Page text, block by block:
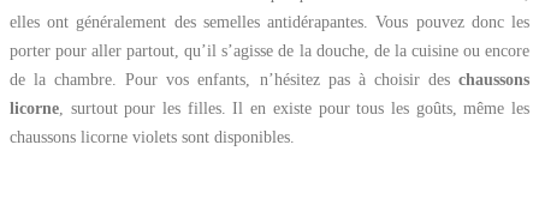
elles ont généralement des semelles antidérapantes. Vous pouvez donc les
porter pour aller partout, qu’il s’agisse de la douche, de la cuisine ou encore
de la chambre. Pour vos enfants, n’hésitez pas à choisir des chaussons
licorne, surtout pour les filles. Il en existe pour tous les goûts, même les
chaussons licorne violets sont disponibles.